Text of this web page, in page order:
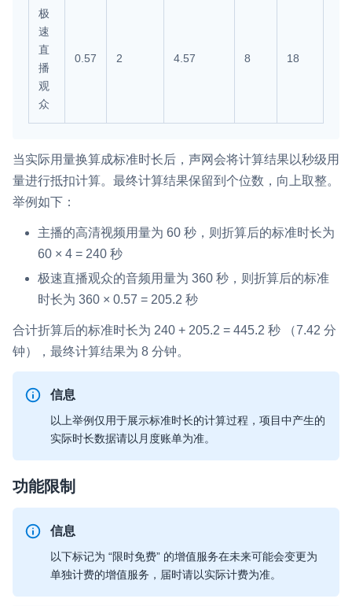
极
速
直
播
观
众
0.57 2 4.57 8 18
当实际用量换算成标准时长后，声网会将计算结果以秒级用
量进行抵扣计算。最终计算结果保留到个位数，向上取整。
举例如下：
主播的高清视频用量为 60 秒，则折算后的标准时长为
60 × 4 = 240 秒
极速直播观众的音频用量为 360 秒，则折算后的标准
时长为 360 × 0.57 = 205.2 秒
合计折算后的标准时长为 240 + 205.2 = 445.2 秒 （7.42 分
钟），最终计算结果为 8 分钟。
信息
以上举例仅用于展示标准时长的计算过程，项目中产生的
实际时长数据请以月度账单为准。
功能限制
信息
以下标记为 “限时免费” 的增值服务在未来可能会变更为
单独计费的增值服务，届时请以实际计费为准。